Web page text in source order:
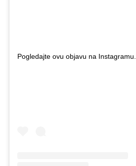
Pogledajte ovu objavu na Instagramu.